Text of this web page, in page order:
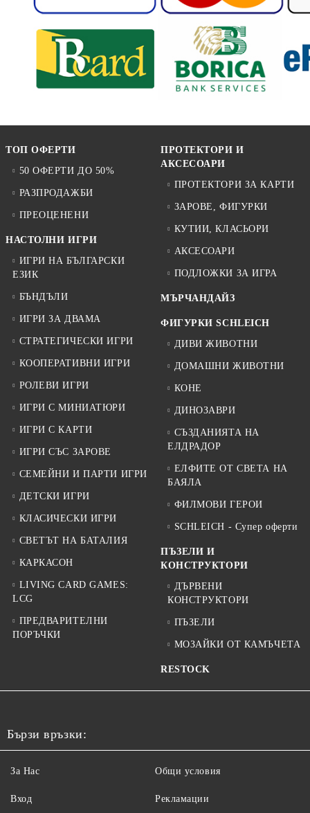
ТОП ОФЕРТИ
50 ОФЕРТИ ДО 50%
РАЗПРОДАЖБИ
ПРЕОЦЕНЕНИ
НАСТОЛНИ ИГРИ
ИГРИ НА БЪЛГАРСКИ
ЕЗИК
БЪНДЪЛИ
ИГРИ ЗА ДВАМА
СТРАТЕГИЧЕСКИ ИГРИ
КООПЕРАТИВНИ ИГРИ
РОЛЕВИ ИГРИ
ИГРИ С МИНИАТЮРИ
ИГРИ С КАРТИ
ИГРИ СЪС ЗАРОВЕ
СЕМЕЙНИ И ПАРТИ ИГРИ
ДЕТСКИ ИГРИ
КЛАСИЧЕСКИ ИГРИ
СВЕТЪТ НА БАТАЛИЯ
КАРКАСОН
LIVING CARD GAMES:
LCG
ПРЕДВАРИТЕЛНИ
ПОРЪЧКИ
ПРОТЕКТОРИ И
АКСЕСОАРИ
ПРОТЕКТОРИ ЗА КАРТИ
ЗАРОВЕ, ФИГУРКИ
КУТИИ, КЛАСЬОРИ
АКСЕСОАРИ
ПОДЛОЖКИ ЗА ИГРА
МЪРЧАНДАЙЗ
ФИГУРКИ SCHLEICH
ДИВИ ЖИВОТНИ
ДОМАШНИ ЖИВОТНИ
КОНЕ
ДИНОЗАВРИ
СЪЗДАНИЯТА НА
ЕЛДРАДОР
ЕЛФИТЕ ОТ СВЕТА НА
БАЯЛА
ФИЛМОВИ ГЕРОИ
SCHLEICH - Супер оферти
ПЪЗЕЛИ И
КОНСТРУКТОРИ
ДЪРВЕНИ
КОНСТРУКТОРИ
ПЪЗЕЛИ
МОЗАЙКИ ОТ КАМЪЧЕТА
RESTOCK
Бързи връзки:
За Нас
Вход
Общи условия
Рекламации